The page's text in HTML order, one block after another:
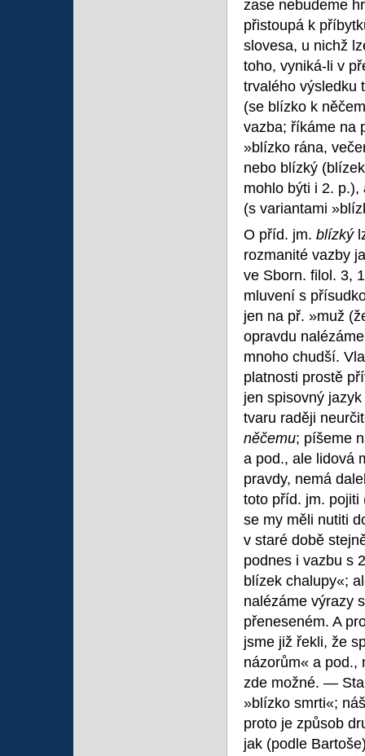
zase nebudeme
přistoupá k
slovesa, u nichž
toho, vyniká-li v
trvalého výsledku
(se blízko k
vazba; říkáme na
»blízko rána,
nebo blízký
mohlo býti i 2.
(s variantami
O příd. jm. blízký
rozmanité vazby
ve Sborn. filol. 3,
mluvení s
jen na př. »muž
opravdu
mnoho chudší.
platnosti prostě
jen spisovný
tvaru raději
něčemu; píšeme
a pod., ale lidová
pravdy, nemá
toto příd. jm.
se my měli nutiti
v staré době
podnes i vazbu s
blízek chalupy«;
nalézáme výrazy
přeneseném. A
jsme již řekli, že
názorům« a pod.,
zde možné. —
»blízko smrti«;
proto je způsob
jak (podle